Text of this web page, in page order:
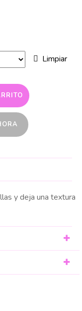
Limpiar
y deja una textura